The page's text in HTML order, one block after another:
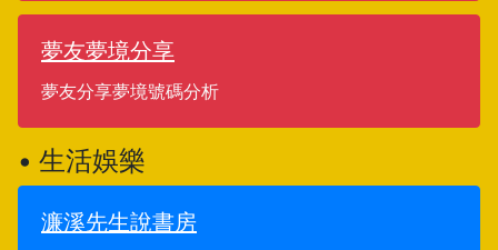
夢友夢境分享
夢友分享夢境號碼分析
• 生活娛樂
濂溪先生說書房